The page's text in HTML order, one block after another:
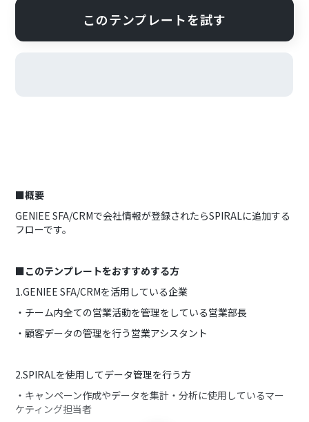
このテンプレートを試す
■概要
GENIEE SFA/CRMで会社情報が登録されたらSPIRALに追加する
フローです。
■このテンプレートをおすすめする方
1.GENIEE SFA/CRMを活用している企業
・チーム内全ての営業活動を管理をしている営業部長
・顧客データの管理を行う営業アシスタント
2.SPIRALを使用してデータ管理を行う方
・キャンペーン作成やデータを集計・分析に使用しているマー
ケティング担当者